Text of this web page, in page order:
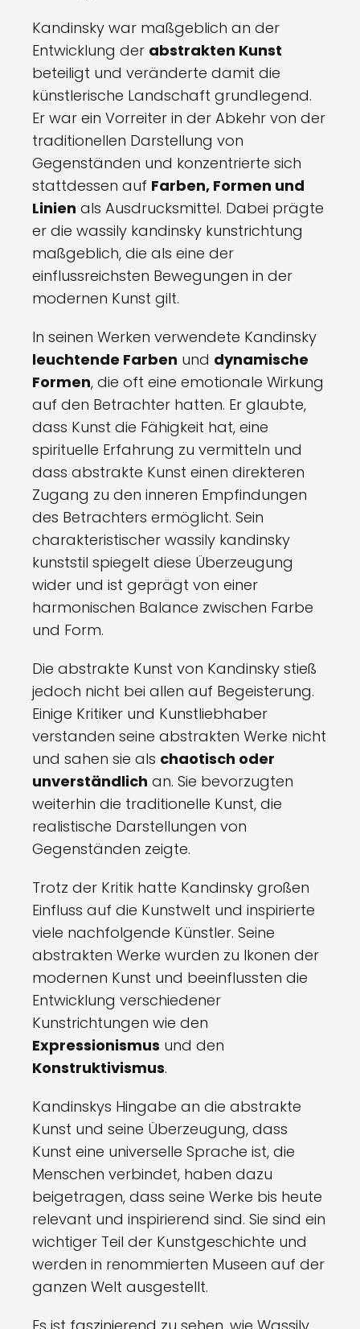
Kandinsky war maßgeblich an der
Entwicklung der abstrakten Kunst
beteiligt und veränderte damit die
künstlerische Landschaft grundlegend.
Er war ein Vorreiter in der Abkehr von der
traditionellen Darstellung von
Gegenständen und konzentrierte sich
stattdessen auf Farben, Formen und
Linien als Ausdrucksmittel. Dabei prägte
er die wassily kandinsky kunstrichtung
maßgeblich, die als eine der
einflussreichsten Bewegungen in der
modernen Kunst gilt.
In seinen Werken verwendete Kandinsky
leuchtende Farben und dynamische
Formen, die oft eine emotionale Wirkung
auf den Betrachter hatten. Er glaubte,
dass Kunst die Fähigkeit hat, eine
spirituelle Erfahrung zu vermitteln und
dass abstrakte Kunst einen direkteren
Zugang zu den inneren Empfindungen
des Betrachters ermöglicht. Sein
charakteristischer wassily kandinsky
kunststil spiegelt diese Überzeugung
wider und ist geprägt von einer
harmonischen Balance zwischen Farbe
und Form.
Die abstrakte Kunst von Kandinsky stieß
jedoch nicht bei allen auf Begeisterung.
Einige Kritiker und Kunstliebhaber
verstanden seine abstrakten Werke nicht
und sahen sie als chaotisch oder
unverständlich an. Sie bevorzugten
weiterhin die traditionelle Kunst, die
realistische Darstellungen von
Gegenständen zeigte.
Trotz der Kritik hatte Kandinsky großen
Einfluss auf die Kunstwelt und inspirierte
viele nachfolgende Künstler. Seine
abstrakten Werke wurden zu Ikonen der
modernen Kunst und beeinflussten die
Entwicklung verschiedener
Kunstrichtungen wie den
Expressionismus und den
Konstruktivismus.
Kandinskys Hingabe an die abstrakte
Kunst und seine Überzeugung, dass
Kunst eine universelle Sprache ist, die
Menschen verbindet, haben dazu
beigetragen, dass seine Werke bis heute
relevant und inspirierend sind. Sie sind ein
wichtiger Teil der Kunstgeschichte und
werden in renommierten Museen auf der
ganzen Welt ausgestellt.